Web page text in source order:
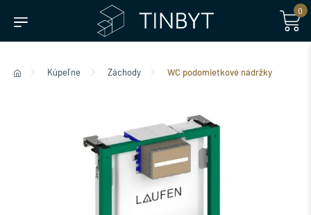
0
Kúpeľne Záchody WC podomietkové nádržky